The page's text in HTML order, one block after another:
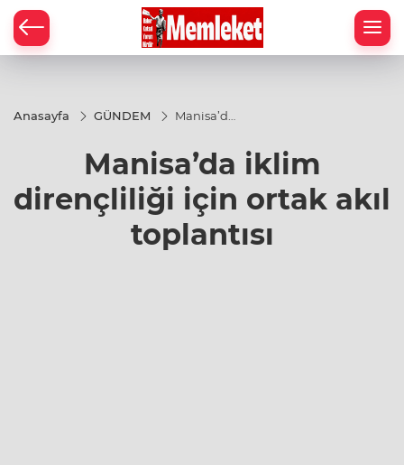
Anasayfa GÜNDEM
Manisa’da
için ortak
akıl
toplantısı
Manisa’da iklim
dirençliliği için ortak akıl
toplantısı